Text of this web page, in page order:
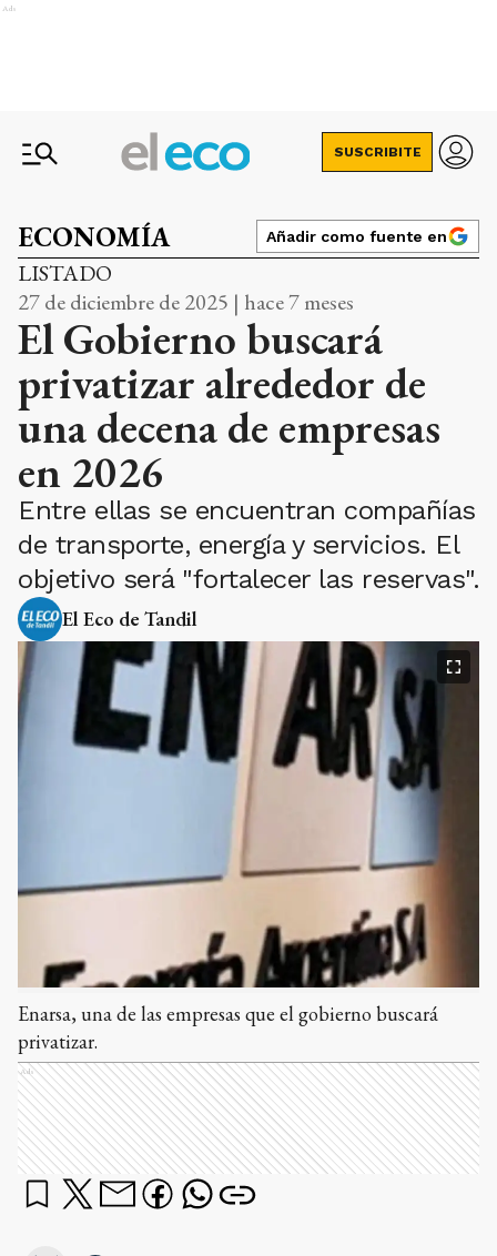
Ads
SUSCRIBITE
ECONOMÍA Añadir como fuente en
LISTADO
27 de diciembre de 2025 | hace 7 meses
El Gobierno buscará
privatizar alrededor de
una decena de empresas
en 2026
Entre ellas se encuentran compañías
de transporte, energía y servicios. El
objetivo será "fortalecer las reservas".
El Eco de Tandil
Enarsa, una de las empresas que el gobierno buscará
privatizar.
Ads